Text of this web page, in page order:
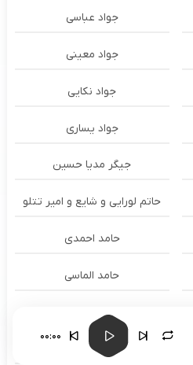
جواد عباسی
جواد معینی
جواد نکایی
جواد یساری
جیگر مدیا حسین
حاتم لورایی و شایع و امیر تتلو
حامد احمدی
حامد الماسی
حامد برزگری
حامد جعفری
00:00